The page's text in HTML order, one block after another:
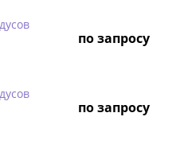
по запросу
по запросу